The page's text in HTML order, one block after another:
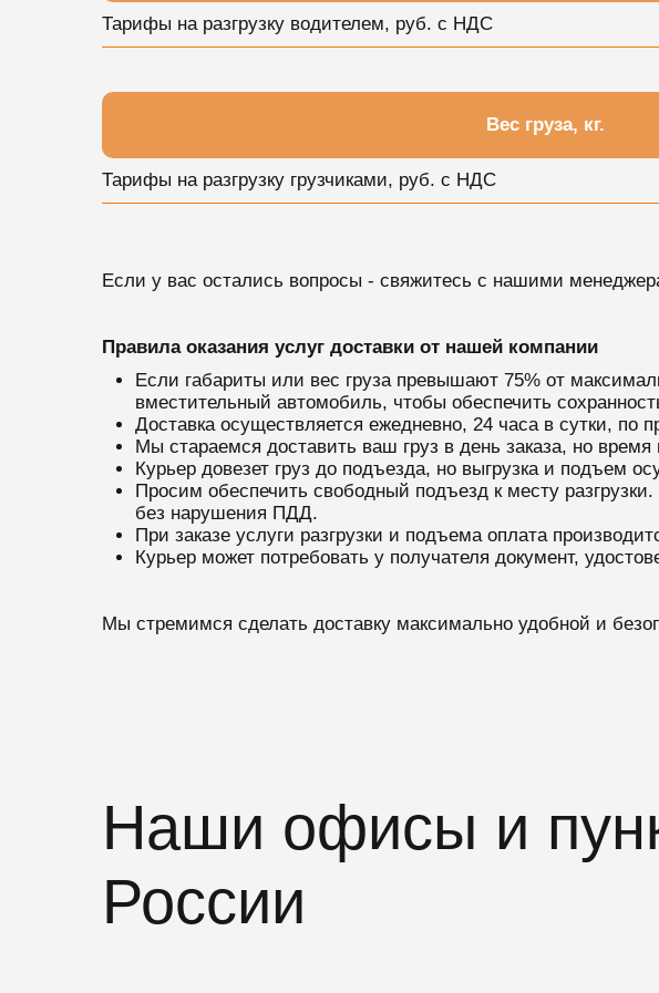
Тарифы на разгрузку водителем, руб. с НДС
Вес груза, кг.
Тарифы на разгрузку грузчиками, руб. c НДС
Если у вас остались вопросы - свяжитесь с нашими
Правила оказания услуг доставки от нашей компании
Если габариты или вес груза превышают 75% от
вместительный автомобиль, чтобы обеспечить
Доставка осуществляется ежедневно, 24 часа в сутки, по
Мы стараемся доставить ваш груз в день заказа, но
Курьер довезет груз до подъезда, но выгрузка и подъем
Просим обеспечить свободный подъезд к месту
без нарушения ПДД.
При заказе услуги разгрузки и подъема оплата
Курьер может потребовать у получателя документ,
Мы стремимся сделать доставку максимально удобной и
Наши офисы и
России